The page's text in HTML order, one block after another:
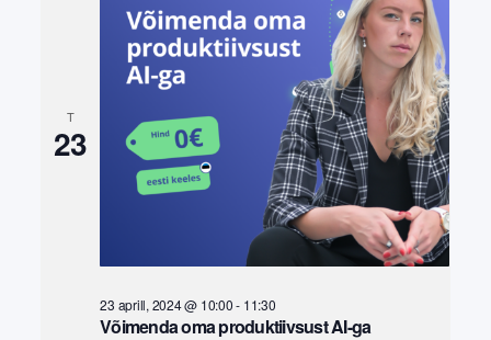
T
23
23 aprill, 2024 @ 10:00- 11:30
Võimenda oma produktiivsust AI-ga